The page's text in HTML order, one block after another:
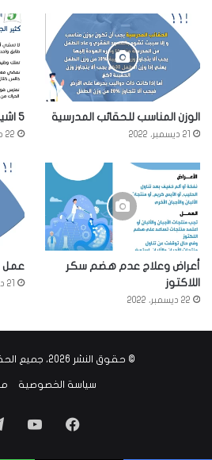
الوزن المناسب للحقائب المدرسية
21 ديسمبر، 2022
5 اشياء تجعل كثير الجلوس
22 ديسمبر، 2022
أعراض وعلاج عدم هضم سكر
اللاكتوز
22 ديسمبر، 2022
عمل
21 ديسمبر، 2022
© حقوق النشر 2026، جميع الحقوق محفوظة
سياسة الخصوصية
فيسبوك